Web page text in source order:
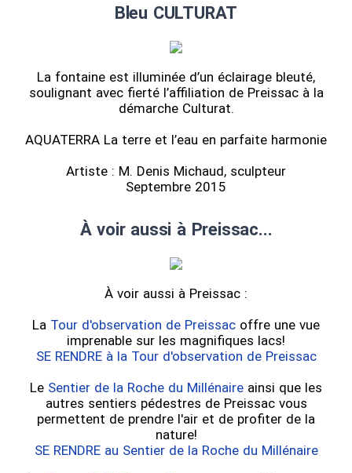
Bleu CULTURAT
La fontaine est illuminée d’un éclairage bleuté,
soulignant avec fierté l’affiliation de Preissac à la
démarche Culturat.
AQUATERRA La terre et l’eau en parfaite harmonie
Artiste : M. Denis Michaud, sculpteur
Septembre 2015
À voir aussi à Preissac...
À voir aussi à Preissac :
La Tour d'observation de Preissac offre une vue
imprenable sur les magnifiques lacs!
SE RENDRE à la Tour d'observation de Preissac
Le Sentier de la Roche du Millénaire ainsi que les
autres sentiers pédestres de Preissac vous
permettent de prendre l'air et de profiter de la
nature!
SE RENDRE au Sentier de la Roche du Millénaire